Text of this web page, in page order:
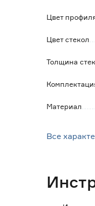
Цвет
Цвет стекол
Толщина
Материал
Все